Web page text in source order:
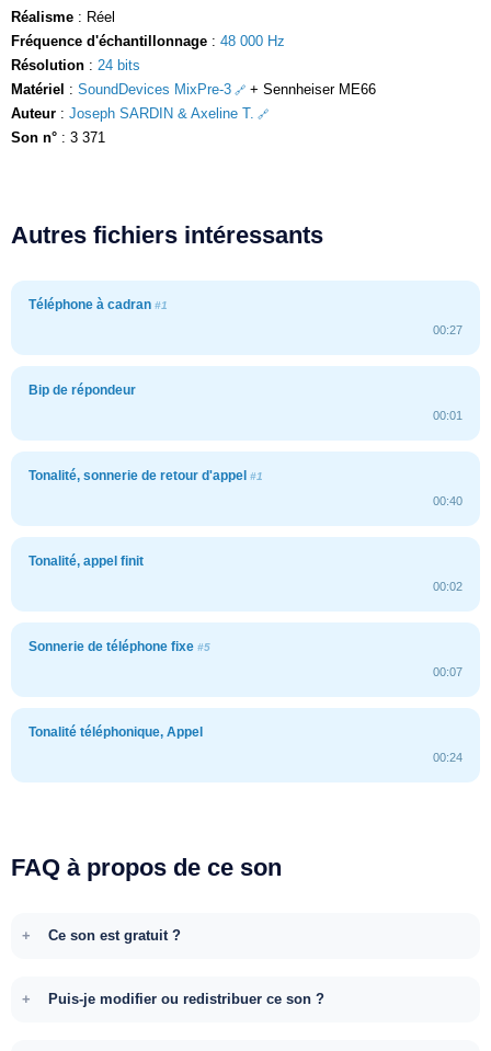
Réalisme : Réel
Fréquence d'échantillonnage : 48 000 Hz
Résolution : 24 bits
Matériel : SoundDevices MixPre-3
+ Sennheiser ME66
Auteur : Joseph SARDIN & Axeline T.
Son n° : 3 371
Autres fichiers intéressants
Téléphone à cadran #1
00:27
Bip de répondeur
00:01
Tonalité, sonnerie de retour d'appel #1
00:40
Tonalité, appel finit
00:02
Sonnerie de téléphone fixe #5
00:07
Tonalité téléphonique, Appel
00:24
FAQ à propos de ce son
Ce son est gratuit ?
Puis-je modifier ou redistribuer ce son ?